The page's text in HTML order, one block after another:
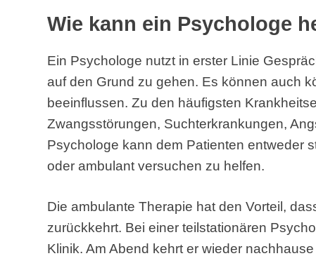
Wie kann ein Psychologe
Ein Psychologe nutzt in erster Linie
auf den Grund zu gehen. Es können auch
beeinflussen. Zu den häufigsten
Zwangsstörungen, Suchterkrankungen,
Psychologe kann dem Patienten entweder
oder ambulant versuchen zu helfen.
Die ambulante Therapie hat den Vorteil,
zurückkehrt. Bei einer teilstationären
Klinik. Am Abend kehrt er wieder